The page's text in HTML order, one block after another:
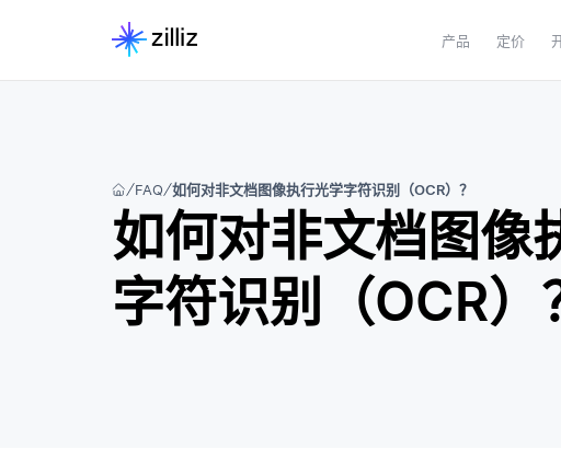
产品 定价
FAQ 如何对非文档图像执行光学字符识别（OCR）？
如何对非文档图像
字符识别（OCR）